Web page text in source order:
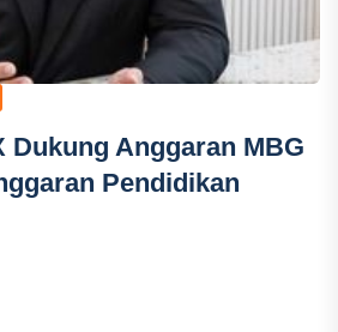
Dukung Anggaran MBG
Pendidikan